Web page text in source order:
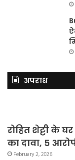
अपराध
रोहित शेट्टी के
का दावा, 5
February 2, 2026